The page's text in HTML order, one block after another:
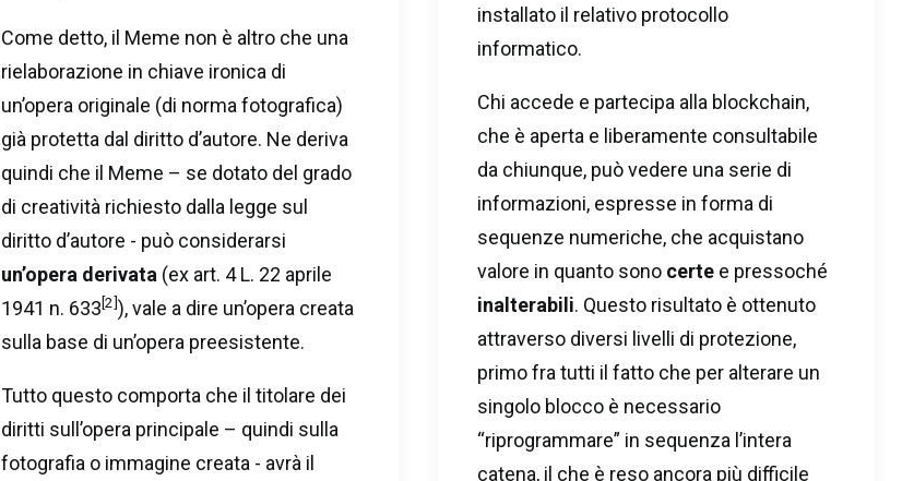
Come detto, il Meme non è altro che una
rielaborazione in chiave ironica di
un’opera originale (di norma fotografica)
già protetta dal diritto d’autore. Ne deriva
quindi che il Meme – se dotato del grado
di creatività richiesto dalla legge sul
diritto d’autore - può considerarsi
un’opera derivata (ex art. 4 L. 22 aprile
1941 n. 633[2]), vale a dire un’opera creata
sulla base di un’opera preesistente.
Tutto questo comporta che il titolare dei
diritti sull’opera principale – quindi sulla
fotografia o immagine creata - avrà il
installato il relativo protocollo
informatico.
Chi accede e partecipa alla blockchain,
che è aperta e liberamente consultabile
da chiunque, può vedere una serie di
informazioni, espresse in forma di
sequenze numeriche, che acquistano
valore in quanto sono certe e pressoché
inalterabili. Questo risultato è ottenuto
attraverso diversi livelli di protezione,
primo fra tutti il fatto che per alterare un
singolo blocco è necessario
“riprogrammare” in sequenza l’intera
catena, il che è reso ancora più difficile